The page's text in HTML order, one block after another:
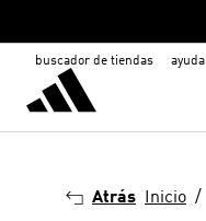
buscador de tiendas ayuda
Atrás Inicio